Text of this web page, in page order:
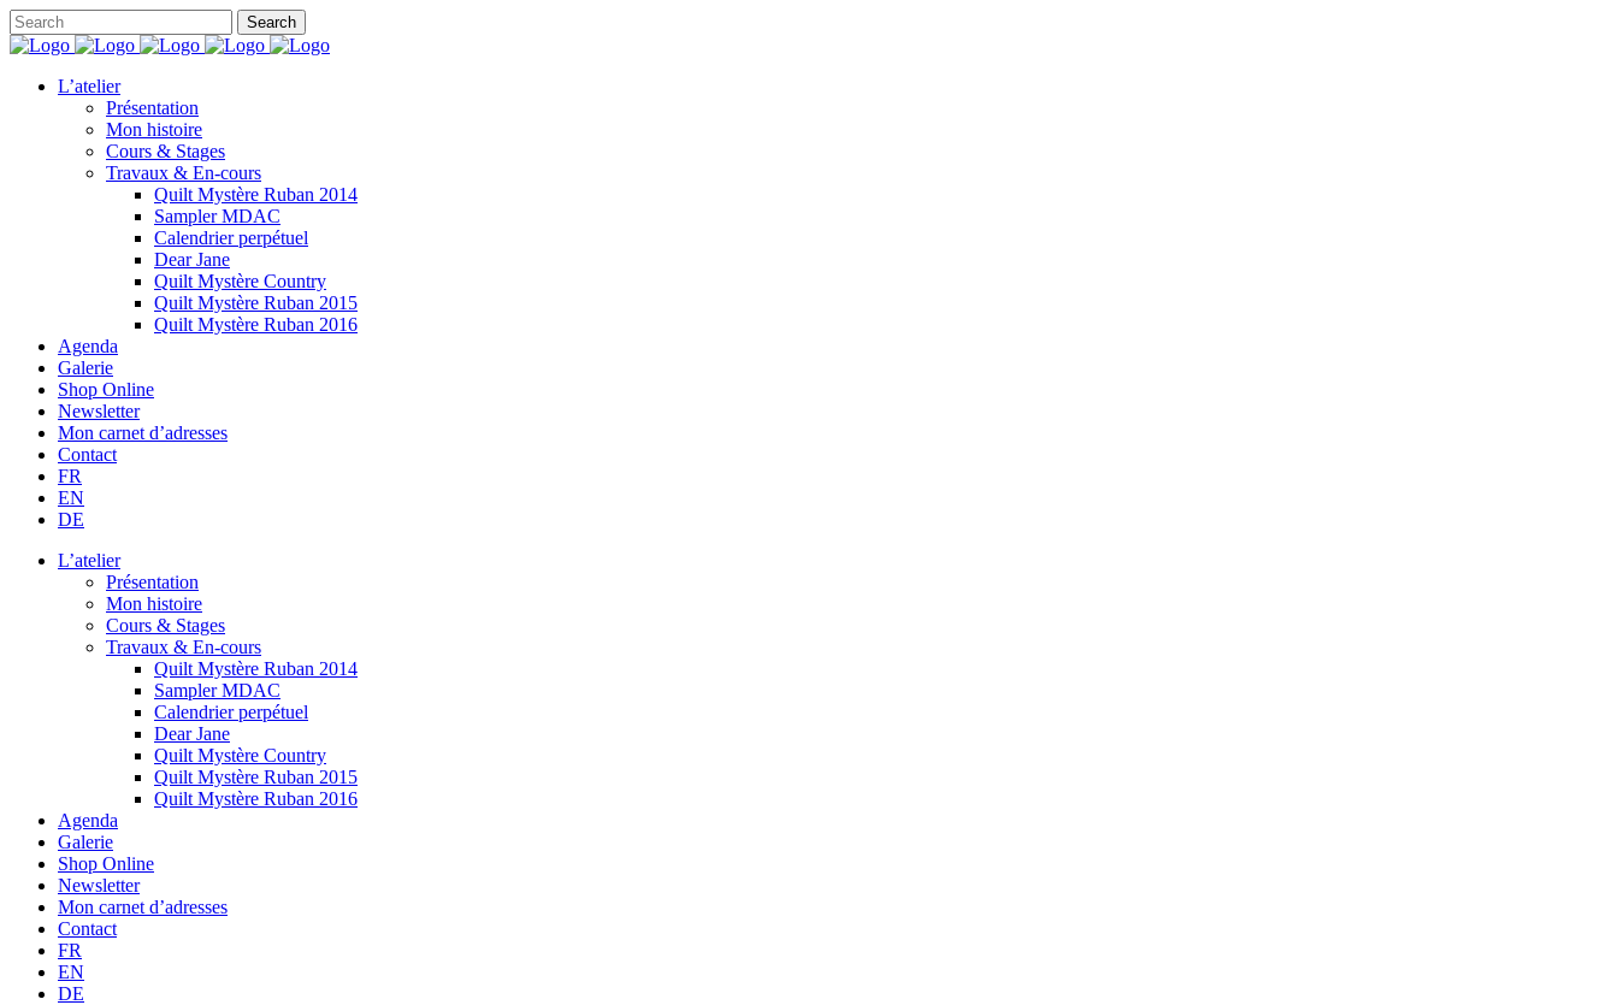
L’atelier
Présentation
Mon histoire
Cours & Stages
Travaux & En-cours
Quilt Mystère Ruban 2014
Sampler MDAC
Calendrier perpétuel
Dear Jane
Quilt Mystère Country
Quilt Mystère Ruban 2015
Quilt Mystère Ruban 2016
Agenda
Galerie
Shop Online
Newsletter
Mon carnet d’adresses
Contact
FR
EN
DE
L’atelier
Présentation
Mon histoire
Cours & Stages
Travaux & En-cours
Quilt Mystère Ruban 2014
Sampler MDAC
Calendrier perpétuel
Dear Jane
Quilt Mystère Country
Quilt Mystère Ruban 2015
Quilt Mystère Ruban 2016
Agenda
Galerie
Shop Online
Newsletter
Mon carnet d’adresses
Contact
FR
EN
DE